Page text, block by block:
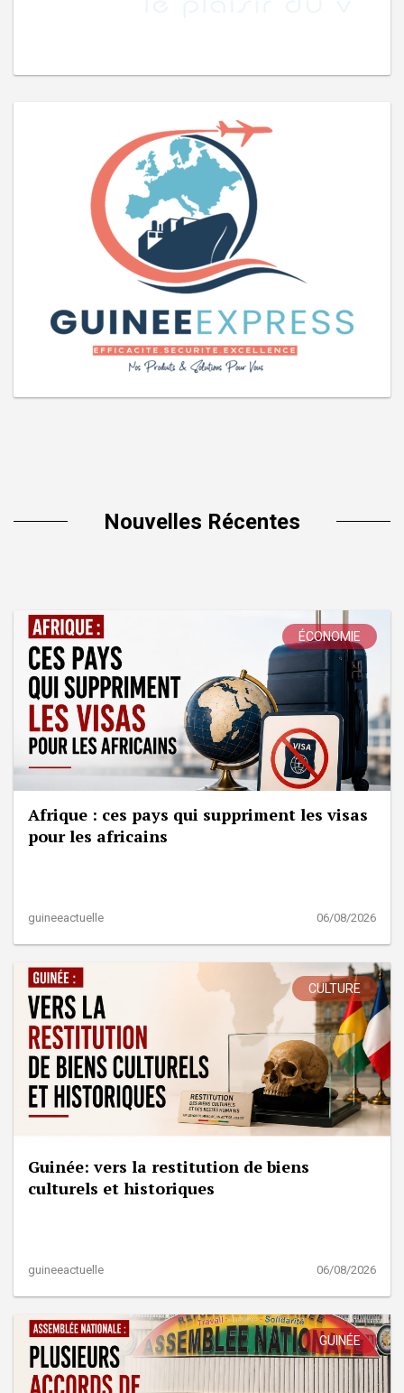
Nouvelles Récentes
ÉCONOMIE
Afrique : ces pays qui suppriment les visas
pour les africains
guineeactuelle 06/08/2026
CULTURE
Guinée: vers la restitution de biens
culturels et historiques
guineeactuelle 06/08/2026
GUINÉE